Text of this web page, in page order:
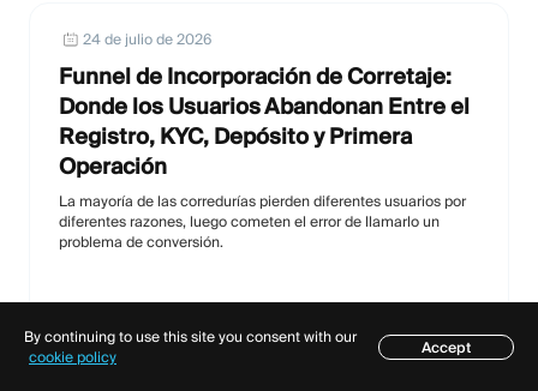
24 de julio de 2026
Funnel de Incorporación de Corretaje:
Donde los Usuarios Abandonan Entre el
Registro, KYC, Depósito y Primera
Operación
La mayoría de las corredurías pierden diferentes usuarios por
diferentes razones, luego cometen el error de llamarlo un
problema de conversión.
Índice
By continuing to use this site you consent with our
cookie policy
Accept